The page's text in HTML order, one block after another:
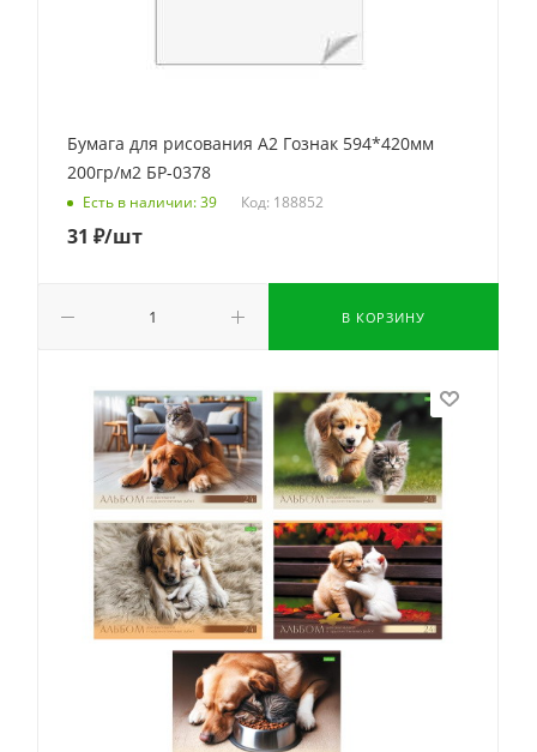
Бумага для рисования А2 Гознак 594*420мм
200гр/м2 БР-0378
Есть в наличии: 39 Код: 188852
31 ₽/шт
В КОРЗИНУ